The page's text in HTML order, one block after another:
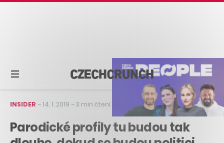
INSIDER –14. 1. 2019 –3 min čtení
Parodické profily tu budou tak